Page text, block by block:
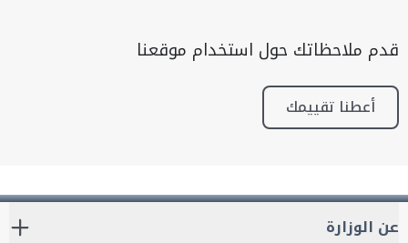
قدم ملاحظاتك حول استخدام موقعنا
أعطنا تقييمك
عن الوزارة